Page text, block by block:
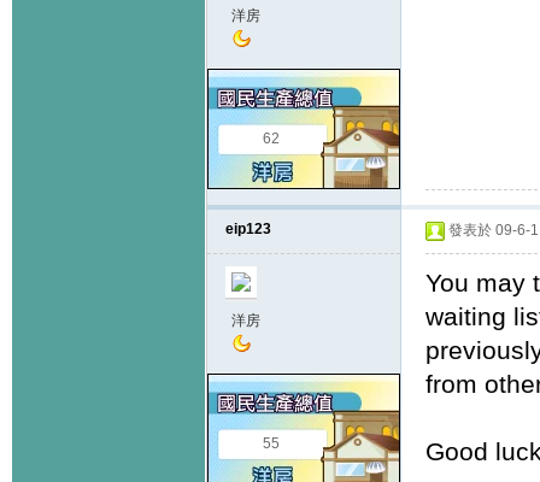
洋房
62
eip123
洋房
55
發表於 09-6-
You may
waiting
from
Good